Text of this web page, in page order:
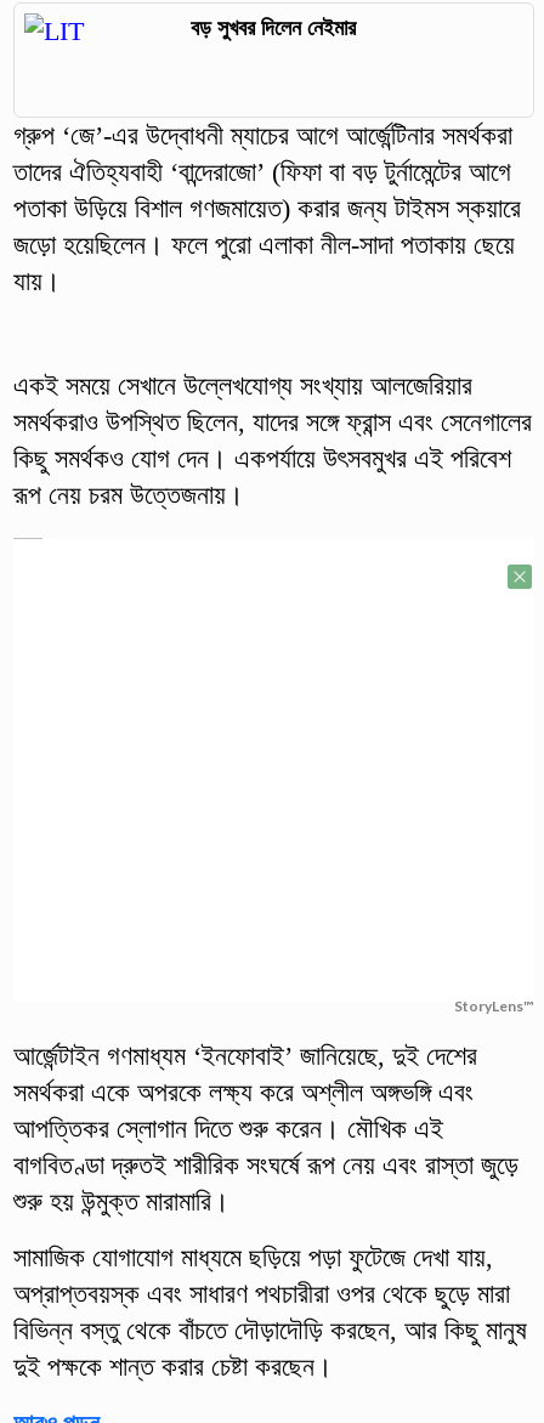
বড় সুখবর দিলেন নেইমার
গ্রুপ ‘জে’-এর উদ্বোধনী ম্যাচের আগে আর্জেন্টিনার সমর্থকরা
তাদের ঐতিহ্যবাহী ‘বান্দেরাজো’ (ফিফা বা বড় টুর্নামেন্টের আগে
পতাকা উড়িয়ে বিশাল গণজমায়েত) করার জন্য টাইমস স্কয়ারে
জড়ো হয়েছিলেন। ফলে পুরো এলাকা নীল-সাদা পতাকায় ছেয়ে
যায়।
একই সময়ে সেখানে উল্লেখযোগ্য সংখ্যায় আলজেরিয়ার
সমর্থকরাও উপস্থিত ছিলেন, যাদের সঙ্গে ফ্রান্স এবং সেনেগালের
কিছু সমর্থকও যোগ দেন। একপর্যায়ে উৎসবমুখর এই পরিবেশ
রূপ নেয় চরম উত্তেজনায়।
StoryLens™
আর্জেন্টাইন গণমাধ্যম ‘ইনফোবাই’ জানিয়েছে, দুই দেশের
সমর্থকরা একে অপরকে লক্ষ্য করে অশ্লীল অঙ্গভঙ্গি এবং
আপত্তিকর স্লোগান দিতে শুরু করেন। মৌখিক এই
বাগবিতণ্ডা দ্রুতই শারীরিক সংঘর্ষে রূপ নেয় এবং রাস্তা জুড়ে
শুরু হয় উন্মুক্ত মারামারি।
সামাজিক যোগাযোগ মাধ্যমে ছড়িয়ে পড়া ফুটেজে দেখা যায়,
অপ্রাপ্তবয়স্ক এবং সাধারণ পথচারীরা ওপর থেকে ছুড়ে মারা
বিভিন্ন বস্তু থেকে বাঁচতে দৌড়াদৌড়ি করছেন, আর কিছু মানুষ
দুই পক্ষকে শান্ত করার চেষ্টা করছেন।